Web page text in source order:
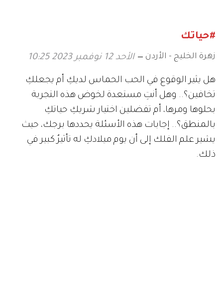
#حياتك
زهرة الخليج - الأردن الأحد 12 نوفمبر 2023 10:25
هل يثير الوقوع في الحب الحماس لديكِ أم يجعلكِ
تخافين؟.. وهل أنتِ مستعدة لخوض هذه التجربة
بحلوها ومرها، أم تفضلين اختيار شريكِ حياتكِ
بالمنطق؟.. إجابات هذه الأسئلة يحددها برجك، حيث
يشير علم الفلك إلى أن يوم ميلادكِ له تأثيرٌ كبير في
ذلك.